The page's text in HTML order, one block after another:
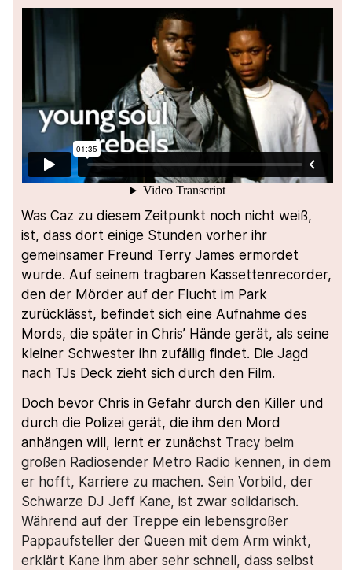
Was Caz zu diesem Zeitpunkt noch nicht weiß,
ist, dass dort einige Stunden vorher ihr
gemeinsamer Freund Terry James ermordet
wurde. Auf seinem tragbaren Kassettenrecorder,
den der Mörder auf der Flucht im Park
zurücklässt, befindet sich eine Aufnahme des
Mords, die später in Chris’ Hände gerät, als seine
kleiner Schwester ihn zufällig findet. Die Jagd
nach TJs Deck zieht sich durch den Film.
Doch bevor Chris in Gefahr durch den Killer und
durch die Polizei gerät, die ihm den Mord
anhängen will, lernt er zunächst Tracy beim
großen Radiosender Metro Radio kennen, in dem
er hofft, Karriere zu machen. Sein Vorbild, der
Schwarze DJ Jeff Kane, ist zwar solidarisch.
Während auf der Treppe ein lebensgroßer
Pappaufsteller der Queen mit dem Arm winkt,
erklärt Kane ihm aber sehr schnell, dass selbst